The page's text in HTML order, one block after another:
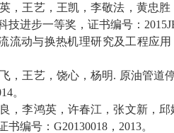
，王艺，王凯，李敬法，黄忠
技进步一等奖，证书编号：
流动与换热机理研究及工程应
，王艺，饶心，杨明. 原油管道
。
，李鸿英，许春江，张文新，邱
书编号： G20130018 ， 2013。